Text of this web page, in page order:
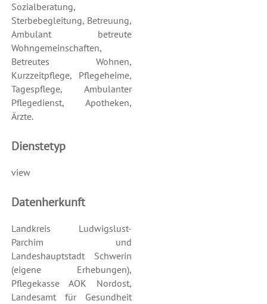
Sozialberatung,
Sterbebegleitung, Betreuung,
Ambulant betreute
Wohngemeinschaften,
Betreutes Wohnen,
Kurzzeitpflege, Pflegeheime,
Tagespflege, Ambulanter
Pflegedienst, Apotheken,
Ärzte.
Dienstetyp
view
Datenherkunft
Landkreis Ludwigslust-
Parchim und
Landeshauptstadt Schwerin
(eigene Erhebungen),
Pflegekasse AOK Nordost,
Landesamt für Gesundheit